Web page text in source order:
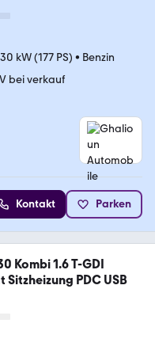
kW (177 PS) • Benzin
bei verkauf
Kontakt Parken
Kombi 1.6 T-GDI
Sitzheizung PDC USB